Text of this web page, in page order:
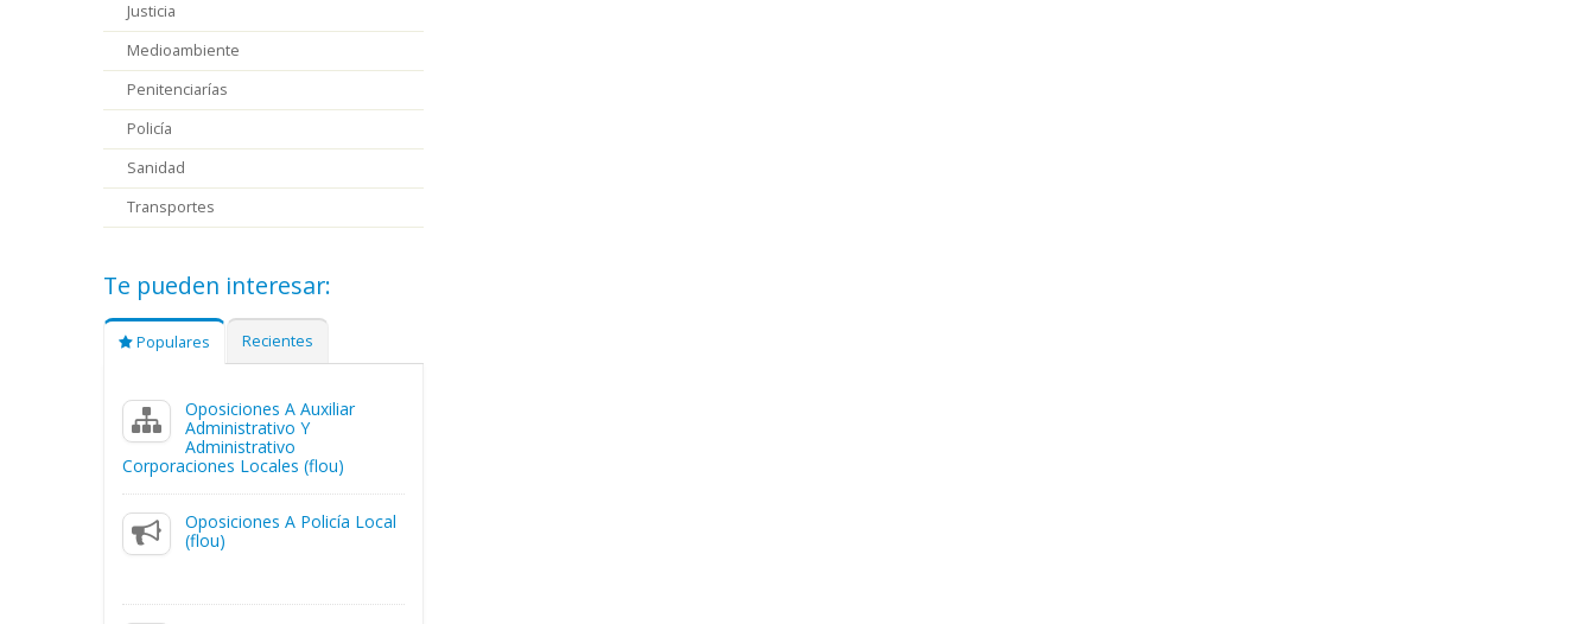
Justicia
Medioambiente
Penitenciarías
Policía
Sanidad
Transportes
Te pueden interesar:
Populares Recientes
Oposiciones A Auxiliar
Administrativo Y
Administrativo
Corporaciones Locales (flou)
Oposiciones A Policía Local
(flou)